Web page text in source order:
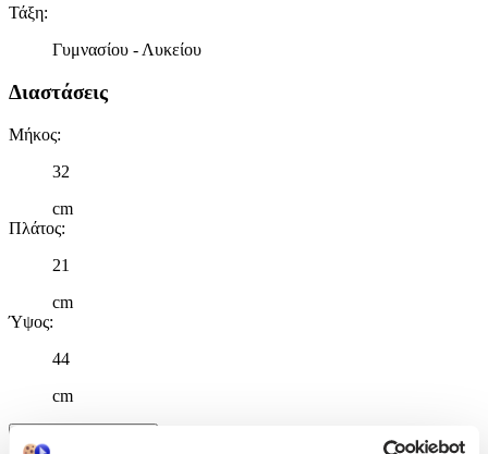
Τάξη:
Γυμνασίου - Λυκείου
Διαστάσεις
Μήκος:
32
cm
Πλάτος:
21
cm
Ύψος:
44
cm